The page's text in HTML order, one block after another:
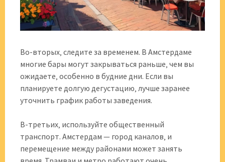
Во-вторых‚ следите за временем. В Амстердаме
многие бары могут закрываться раньше‚ чем вы
ожидаете‚ особенно в будние дни. Если вы
планируете долгую дегустацию‚ лучше заранее
уточнить график работы заведения.
В-третьих‚ используйте общественный
транспорт. Амстердам — город каналов‚ и
перемещение между районами может занять